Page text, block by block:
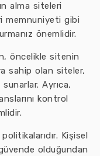
alma siteleri
memnuniyeti gibi
önemlidir.
öncelikle sitenin
sahip olan siteler,
Ayrıca,
kontrol
Kişisel
olduğundan